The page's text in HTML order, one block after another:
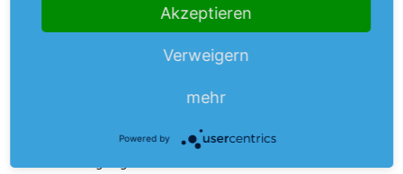
zurück zum Inhaltsverzeichnis
Unsicherheit auf den US-Märkten
Akzeptieren
Verweigern
mehr
Powered by